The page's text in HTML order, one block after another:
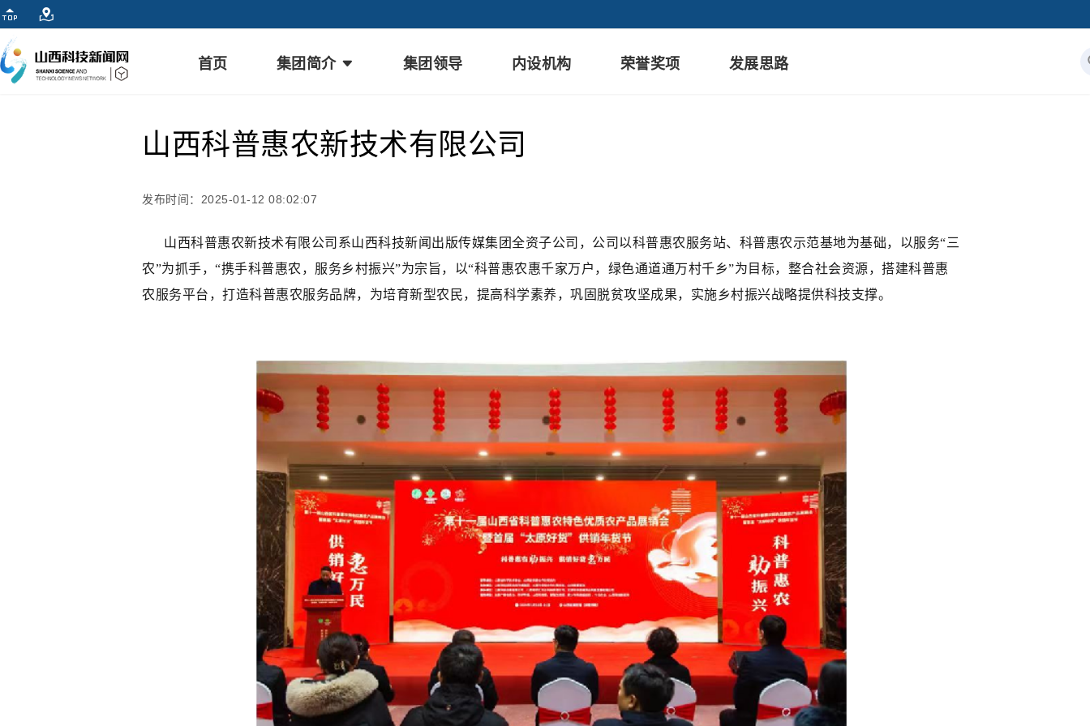
首页 集团简介 集团领导 内设机构 荣誉奖项 发展思路
山西科普惠农新技术有限公司
发布时间：2025-01-12 08:02:07
山西科普惠农新技术有限公司系山西科技新闻出版传媒集团全资子公司，公司以科普惠农服务站、科普惠农示范基地为基础，以服务“三
农”为抓手，“携手科普惠农，服务乡村振兴”为宗旨，以“科普惠农惠千家万户，绿色通道通万村千乡”为目标，整合社会资源，搭建科普惠
农服务平台，打造科普惠农服务品牌，为培育新型农民，提高科学素养，巩固脱贫攻坚成果，实施乡村振兴战略提供科技支撑。